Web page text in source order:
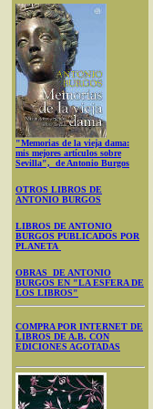
"Memorias de la vieja dama:
mis mejores artículos sobre
Sevilla", de Antonio Burgos
OTROS LIBROS DE
ANTONIO BURGOS
LIBROS DE ANTONIO
BURGOS PUBLICADOS POR
PLANETA
OBRAS DE ANTONIO
BURGOS EN "LA ESFERA DE
LOS LIBROS"
COMPRA POR INTERNET DE
LIBROS DE A.B. CON
EDICIONES AGOTADAS